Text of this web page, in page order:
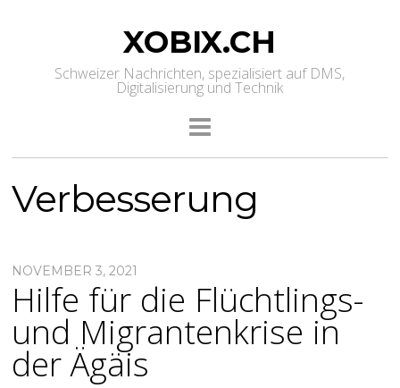
XOBIX.CH
Schweizer Nachrichten, spezialisiert auf DMS,
Digitalisierung und Technik
Verbesserung
NOVEMBER 3, 2021
Hilfe für die Flüchtlings-
und Migrantenkrise in
der Ägäis